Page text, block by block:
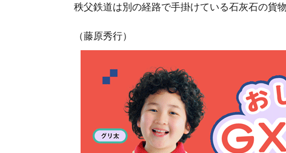
秩父鉄道は別の経路で手掛けている石灰石の貨
（藤原秀行）